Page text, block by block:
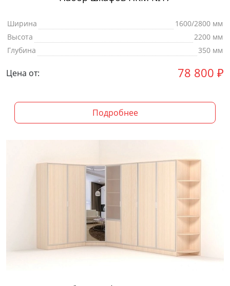
Ширина
1600/2800 мм
Высота
2200 мм
Глубина
350 мм
Цена от: 78 800 ₽
Подробнее